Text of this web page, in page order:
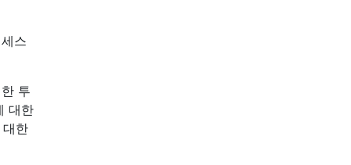
스
투
대한
한